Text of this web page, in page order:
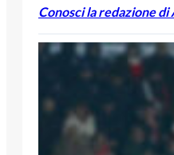
Conosci la redazione di